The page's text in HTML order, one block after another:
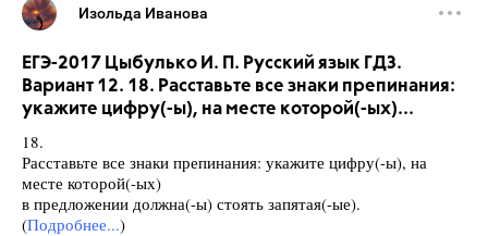
Изольда Иванова
ЕГЭ-2017 Цыбулько И. П. Русский язык ГДЗ.
Вариант 12. 18. Расставьте все знаки препинания:
укажите цифру(-ы), на месте которой(-ых)...
18.
Расставьте все знаки препинания: укажите цифру(-ы), на
месте которой(-ых)
в предложении должна(-ы) стоять запятая(-ые).
(Подробнее...)